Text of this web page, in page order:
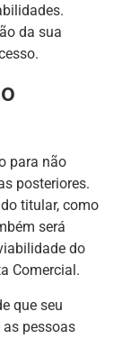
da sua
para não
posteriores.
titular, como
será
do
Comercial.
que seu
pessoas